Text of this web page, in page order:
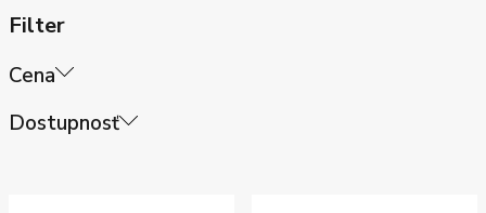
Filter
Cena
Price
Dostupnosť